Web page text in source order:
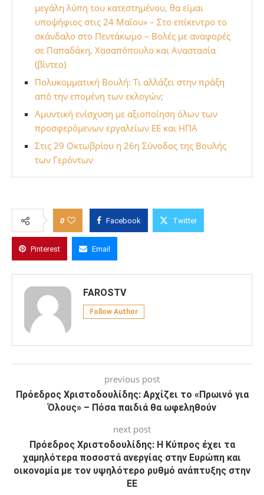
μεγάλη λύπη του κατεστημένου, θα είμαι
υποψήφιος στις 24 Μαΐου» – Στο επίκεντρο το
σκάνδαλο στο Πεντάκωμο – Βολές με αναφορές
σε Παπαδάκη, Χασαπόπουλο και Αναστασία
(βίντεο)
Πολυκομματική Βουλή: Τι αλλάζει στην πράξη
από την επομένη των εκλογών;
Αμυντική ενίσχυση με αξιοποίηση όλων των
προσφερόμενων εργαλείων ΕΕ και ΗΠΑ
Στις 29 Οκτωβρίου η 26η Σύνοδος της Βουλής
των Γερόντων
0 Facebook Twitter
Pinterest Email
FAROSTV
Follow Author
previous post
Πρόεδρος Χριστοδουλίδης: Αρχίζει το «Πρωινό για
Όλους» – Πόσα παιδιά θα ωφεληθούν
next post
Πρόεδρος Χριστοδουλίδης: Η Κύπρος έχει τα
χαμηλότερα ποσοστά ανεργίας στην Ευρώπη και
οικονομία με τον υψηλότερο ρυθμό ανάπτυξης στην
ΕΕ